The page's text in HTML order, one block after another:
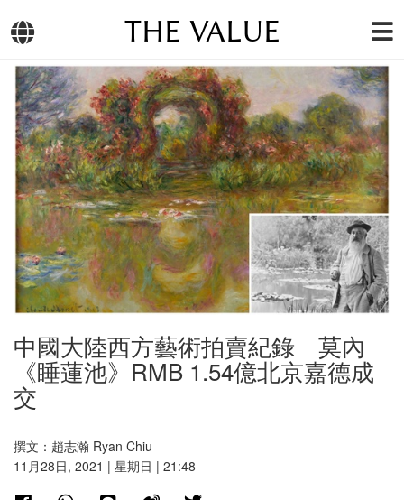
THE VALUE
中國大陸西方藝術拍賣紀錄 莫內
《睡蓮池》RMB 1.54億北京嘉德成
交
撰文：趙志瀚 Ryan Chiu
11月28日, 2021 | 星期日 | 21:48